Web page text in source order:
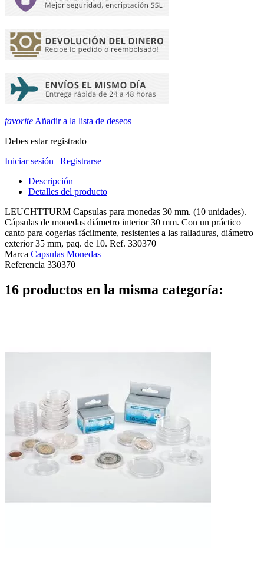
favorite Añadir a la lista de deseos
Debes estar registrado
Iniciar sesión | Registrarse
Descripción
Detalles del producto
LEUCHTTURM Capsulas para monedas 30 mm. (10 unidades).
Cápsulas de monedas diámetro interior 30 mm. Con un práctico
canto para cogerlas fácilmente, resistentes a las ralladuras, diámetro
exterior 35 mm, paq. de 10. Ref. 330370
Marca Capsulas Monedas
Referencia 330370
16 productos en la misma categoría: